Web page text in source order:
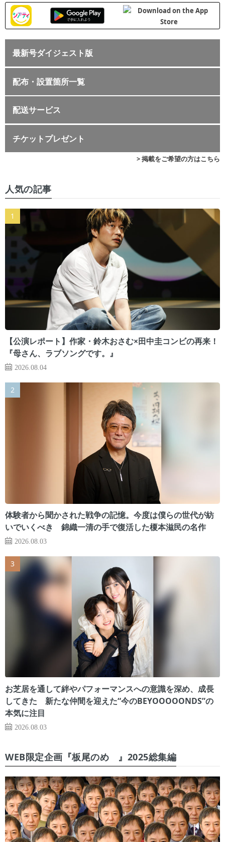
最新号ダイジェスト版
配布・設置箇所一覧
配送サービス
チケットプレゼント
> 掲載をご希望の方はこちら
人気の記事
【公演レポート】作家・鈴木おさむ×田中圭コンビの再来！
『母さん、ラブソングです。』
2026.08.04
体験者から聞かされた戦争の記憶。今度は僕らの世代が紡
いでいくべき 錦織一清の手で復活した榎本滋民の名作
2026.08.03
お芝居を通して絆やパフォーマンスへの意識を深め、成長
してきた 新たな仲間を迎えた“今のBEYOOOOONDS”の
本気に注目
2026.08.03
WEB限定企画『板尾のめ゙』2025総集編